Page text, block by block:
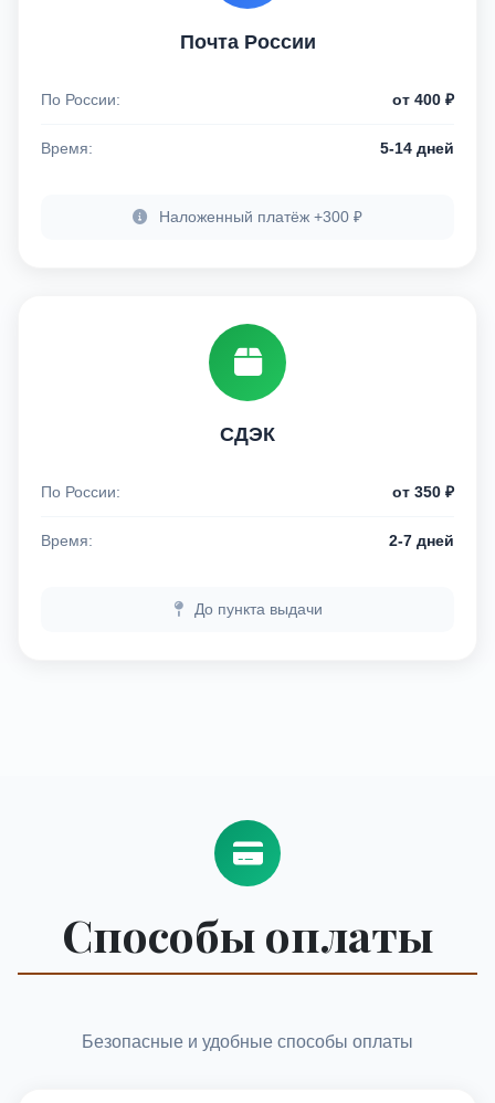
Почта России
По России: от 400 ₽
Время: 5-14 дней
Наложенный платёж +300 ₽
СДЭК
По России: от 350 ₽
Время: 2-7 дней
До пункта выдачи
Способы оплаты
Безопасные и удобные способы оплаты